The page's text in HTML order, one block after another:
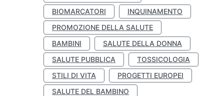
BIOMARCATORI
INQUINAMENTO
PROMOZIONE DELLA SALUTE
BAMBINI
SALUTE DELLA DONNA
SALUTE PUBBLICA
TOSSICOLOGIA
STILI DI VITA
PROGETTI EUROPEI
SALUTE DEL BAMBINO